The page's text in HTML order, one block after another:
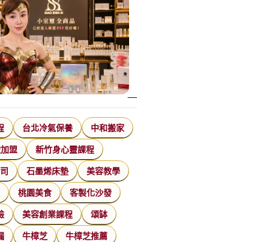
台北冷氣保養 中和搬家
盟 新竹身心靈課程
石墨烯床墊 美容教學
桃園美食 客製化沙發
美容創業課程 頌缽
牛樟芝 牛樟芝推薦